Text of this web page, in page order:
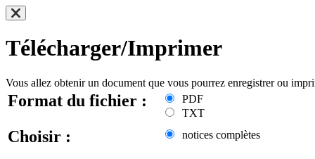
Télécharger/Imprimer
Vous allez obtenir un document que vous pourrez enregistrer ou
Format du fichier :
PDF
TXT
Choisir : notices complètes